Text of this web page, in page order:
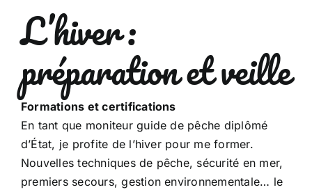
L’hiver :
préparation et veille
Formations et certifications
En tant que moniteur guide de pêche diplômé
d’État, je profite de l’hiver pour me former.
Nouvelles techniques de pêche, sécurité en mer,
premiers secours, gestion environnementale… le